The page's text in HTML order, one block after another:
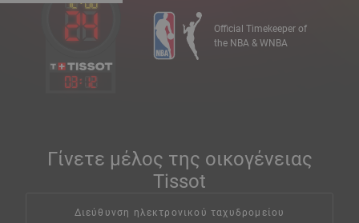
03: 12
Official Timekeeper of
the NBA & WNBA
Γίνετε μέλος της οικογένειας
Tissot
Διεύθυνση ηλεκτρονικού ταχυδρομείου